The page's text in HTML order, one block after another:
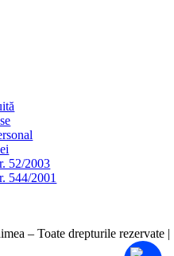
52/2003
544/2001
– Toate drepturile rezervate |